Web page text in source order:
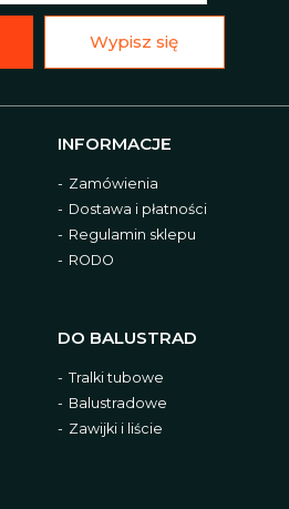
INFORMACJE
Zamówienia
Dostawa i płatności
Regulamin sklepu
RODO
DO BALUSTRAD
Tralki tubowe
Balustradowe
Zawijki i liście
Wypisz się